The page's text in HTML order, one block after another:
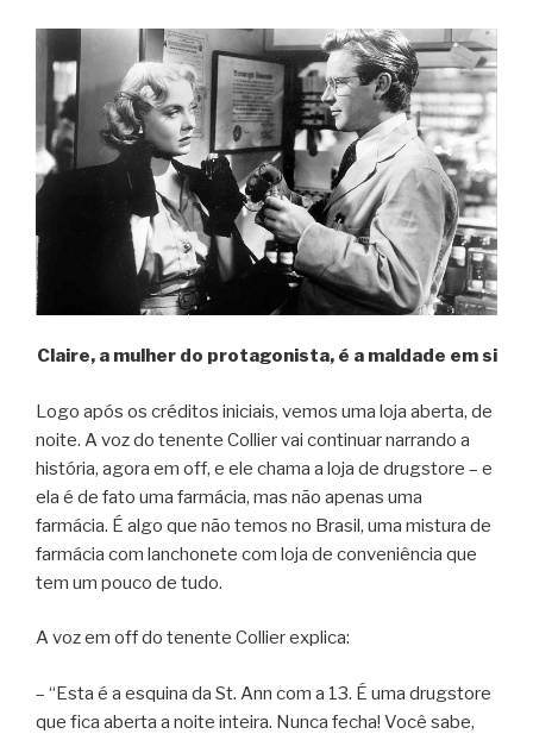
Claire, a mulher do protagonista, é a maldade em si
Logo após os créditos iniciais, vemos uma loja aberta, de
noite. A voz do tenente Collier vai continuar narrando a
história, agora em off, e ele chama a loja de drugstore – e
ela é de fato uma farmácia, mas não apenas uma
farmácia. É algo que não temos no Brasil, uma mistura de
farmácia com lanchonete com loja de conveniência que
tem um pouco de tudo.
A voz em off do tenente Collier explica:
– “Esta é a esquina da St. Ann com a 13. É uma drugstore
que fica aberta a noite inteira. Nunca fecha! Você sabe,